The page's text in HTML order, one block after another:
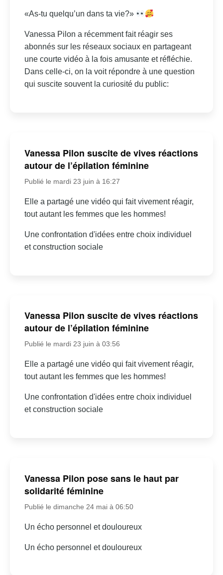
«As-tu quelqu’un dans ta vie?»
Vanessa Pilon a récemment fait réagir ses
abonnés sur les réseaux sociaux en partageant
une courte vidéo à la fois amusante et réfléchie.
Dans celle-ci, on la voit répondre à une question
qui suscite souvent la curiosité du public:
Vanessa Pilon suscite de vives réactions
autour de l’épilation féminine
Publié le mardi 23 juin à 16:27
Elle a partagé une vidéo qui fait vivement réagir,
tout autant les femmes que les hommes!
Une confrontation d'idées entre choix individuel
et construction sociale
Vanessa Pilon suscite de vives réactions
autour de l’épilation féminine
Publié le mardi 23 juin à 03:56
Elle a partagé une vidéo qui fait vivement réagir,
tout autant les femmes que les hommes!
Une confrontation d'idées entre choix individuel
et construction sociale
Vanessa Pilon pose sans le haut par
solidarité féminine
Publié le dimanche 24 mai à 06:50
Un écho personnel et douloureux
Un écho personnel et douloureux